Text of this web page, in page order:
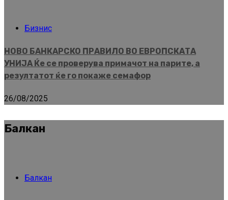
Бизнис
НОВО БАНКАРСКО ПРАВИЛО ВО ЕВРОПСКАТА
УНИЈА Ќе се проверува примачот на парите, а
резултатот ќе го покаже семафор
26/08/2025
Балкан
Балкан